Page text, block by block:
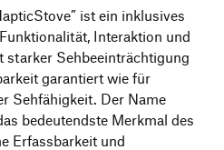
ist ein inklusives
Interaktion und
starker Sehbeeinträchtigung
garantiert wie für
Sehfähigkeit. Der Name
bedeutendste Merkmal des
Erfassbarkeit und